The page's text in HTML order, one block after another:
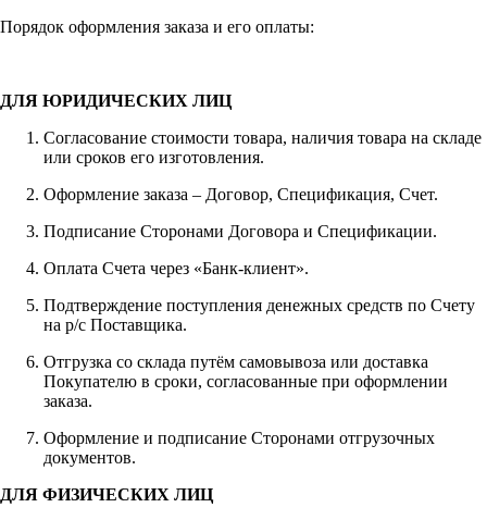
Порядок оформления заказа и его оплаты:
ДЛЯ ЮРИДИЧЕСКИХ ЛИЦ
Согласование стоимости товара, наличия товара на складе
или сроков его изготовления.
Оформление заказа – Договор, Спецификация, Счет.
Подписание Сторонами Договора и Спецификации.
Оплата Счета через «Банк-клиент».
Подтверждение поступления денежных средств по Счету
на р/с Поставщика.
Отгрузка со склада путём самовывоза или доставка
Покупателю в сроки, согласованные при оформлении
заказа.
Оформление и подписание Сторонами отгрузочных
документов.
ДЛЯ ФИЗИЧЕСКИХ ЛИЦ